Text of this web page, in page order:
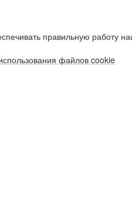
правильную работу
файлов cookie